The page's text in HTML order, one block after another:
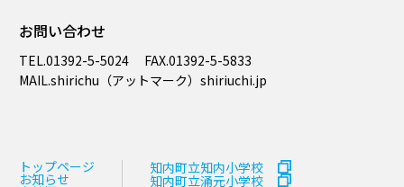
お問い合わせ
TEL.01392-5-5024 FAX.01392-5-5833
MAIL.​shirichu（アットマーク）shiriuchi.jp
トップページ
お知らせ
知内町立知内小学校
知内町立涌元小学校